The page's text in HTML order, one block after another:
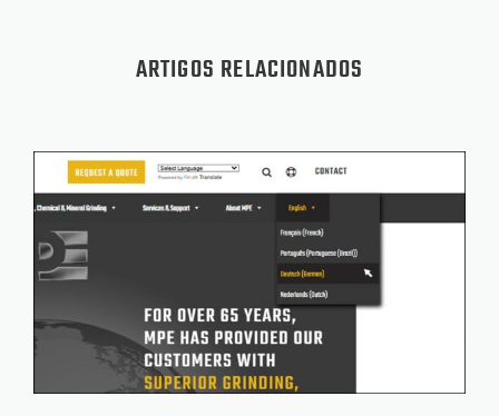
ARTIGOS RELACIONADOS